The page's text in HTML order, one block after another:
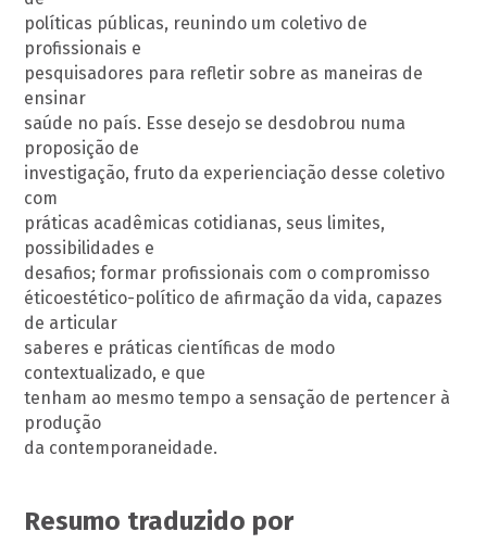
políticas públicas, reunindo um coletivo de
profissionais e
pesquisadores para refletir sobre as maneiras de
ensinar
saúde no país. Esse desejo se desdobrou numa
proposição de
investigação, fruto da experienciação desse coletivo
com
práticas acadêmicas cotidianas, seus limites,
possibilidades e
desafios; formar profissionais com o compromisso
éticoestético-político de afirmação da vida, capazes
de articular
saberes e práticas científicas de modo
contextualizado, e que
tenham ao mesmo tempo a sensação de pertencer à
produção
da contemporaneidade.
Resumo traduzido por